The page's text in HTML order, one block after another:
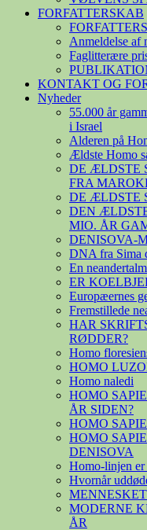
FORFATTERSKAB
Anmeldelse af
Faglitterære
KONTAKT OG
Nyheder
55.000 år
i Israel
Alderen på
Ældste Homo
DE ÆLDSTE
FRA
DE ÆLDSTE
DEN
MIO. ÅR
DENISOVA-
DNA fra Sima
En
ER
Europæernes
Fremstillede
HAR
RØDDER?
Homo
HOMO
Homo naledi
HOMO
ÅR SIDEN?
HOMO
HOMO
DENISOVA
Homo-linjen
Hvornår
MODERNE
ÅR